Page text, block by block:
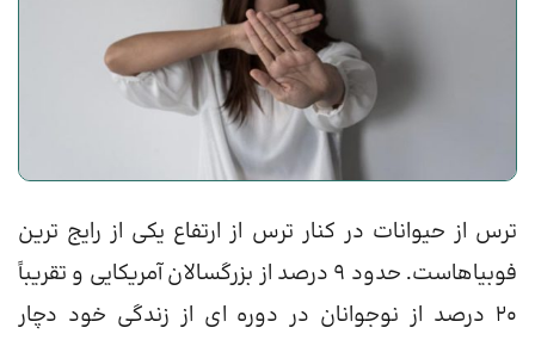
ترس از حیوانات در کنار ترس از ارتفاع یکی از رایج ترین
فوبیاهاست. حدود 9 درصد از بزرگسالان آمریکایی و تقریباً
20 درصد از نوجوانان در دوره ای از زندگی خود دچار